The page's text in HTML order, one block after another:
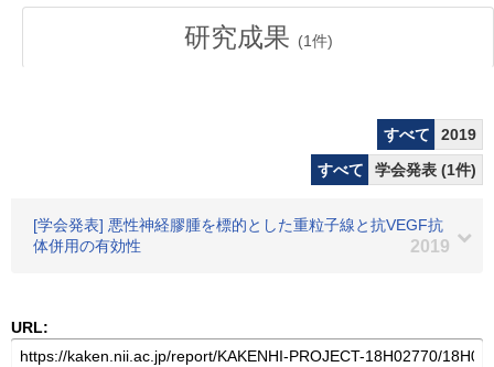
研究成果 (1件)
すべて
2019
すべて
学会発表 (1件)
[学会発表] 悪性神経膠腫を標的とした重粒子線と抗VEGF抗
体併用の有効性
2019
URL: